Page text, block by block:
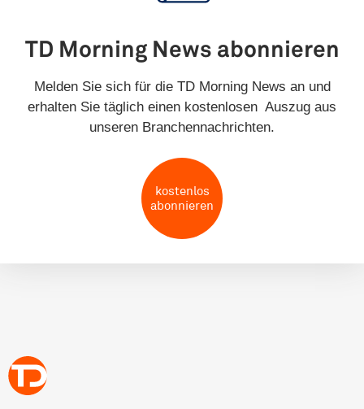
TD Morning News abonnieren
Melden Sie sich für die TD Morning News an und
erhalten Sie täglich einen kostenlosen Auszug aus
unseren Branchennachrichten.
kostenlos
abonnieren